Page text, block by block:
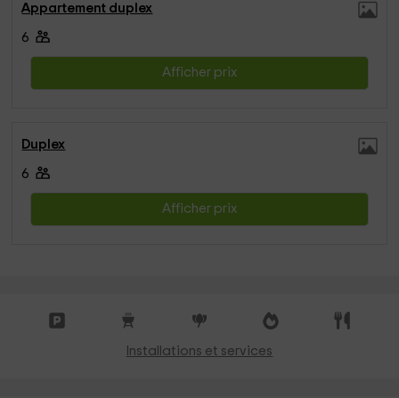
Appartement duplex
6
Afficher prix
Duplex
6
Afficher prix
Installations et services